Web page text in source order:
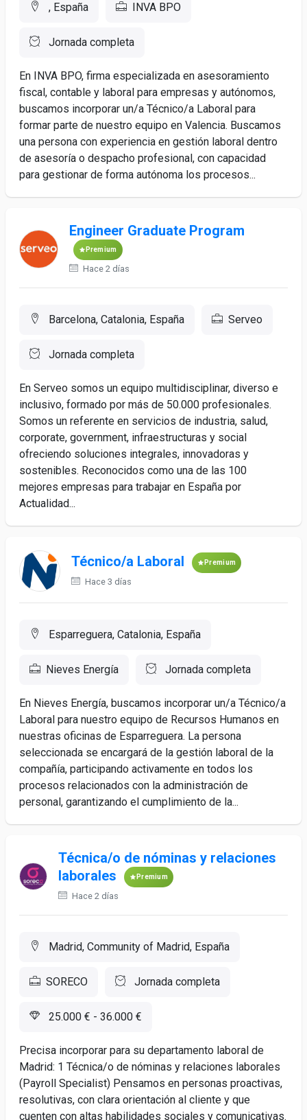
, España INVA BPO
Jornada completa
En INVA BPO, firma especializada en asesoramiento
fiscal, contable y laboral para empresas y autónomos,
buscamos incorporar un/a Técnico/a Laboral para
formar parte de nuestro equipo en Valencia. Buscamos
una persona con experiencia en gestión laboral dentro
de asesoría o despacho profesional, con capacidad
para gestionar de forma autónoma los procesos...
Engineer Graduate Program
Premium
Hace 2 días
Barcelona, Catalonia, España Serveo
Jornada completa
En Serveo somos un equipo multidisciplinar, diverso e
inclusivo, formado por más de 50.000 profesionales.
Somos un referente en servicios de industria, salud,
corporate, government, infraestructuras y social
ofreciendo soluciones integrales, innovadoras y
sostenibles. Reconocidos como una de las 100
mejores empresas para trabajar en España por
Actualidad...
Técnico/a Laboral Premium
Hace 3 días
Esparreguera, Catalonia, España
Nieves Energía Jornada completa
En Nieves Energía, buscamos incorporar un/a Técnico/a
Laboral para nuestro equipo de Recursos Humanos en
nuestras oficinas de Esparreguera. La persona
seleccionada se encargará de la gestión laboral de la
compañía, participando activamente en todos los
procesos relacionados con la administración de
personal, garantizando el cumplimiento de la...
Técnica/o de nóminas y relaciones
laborales
Premium
Hace 2 días
Madrid, Community of Madrid, España
SORECO Jornada completa
25.000 € - 36.000 €
Precisa incorporar para su departamento laboral de
Madrid: 1 Técnica/o de nóminas y relaciones laborales
(Payroll Specialist) Pensamos en personas proactivas,
resolutivas, con clara orientación al cliente y que
cuenten con altas habilidades sociales y comunicativas.